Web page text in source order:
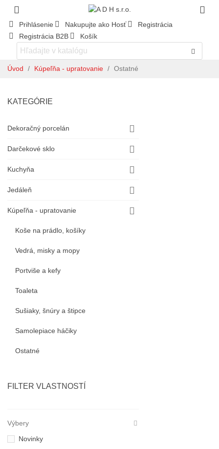
Prihlásenie Nakupujte ako Hosť
Registrácia
Registrácia B2B
Košík
Úvod / Kúpeľňa - upratovanie / Ostatné
KATEGÓRIE
Dekoračný porcelán
Darčekové sklo
Kuchyňa
Jedáleň
Kúpeľňa - upratovanie
Koše na prádlo, košíky
Vedrá, misky a mopy
Portviše a kefy
Toaleta
Sušiaky, šnúry a štipce
Samolepiace háčiky
Ostatné
FILTER VLASTNOSTÍ
Výbery
Novinky